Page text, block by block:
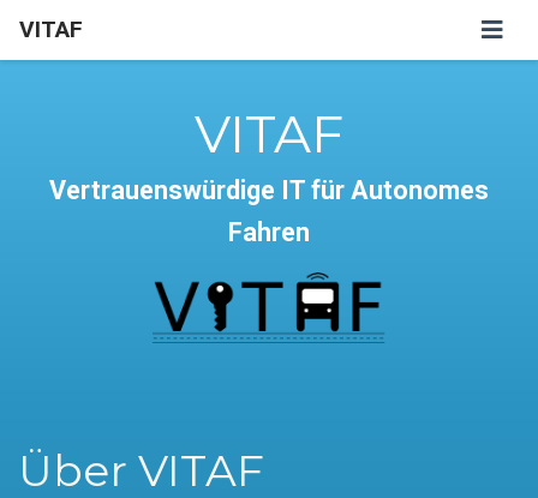
VITAF
VITAF
Vertrauenswürdige IT für Autonomes
Fahren
Über VITAF